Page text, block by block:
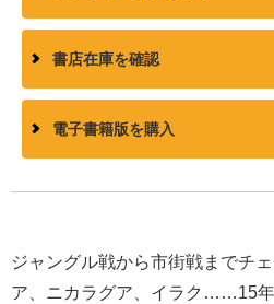
書店在庫を確認
電子書籍版を購入
ジャングル戦から市街戦までチ
ア、ニカラグア、イラク……15